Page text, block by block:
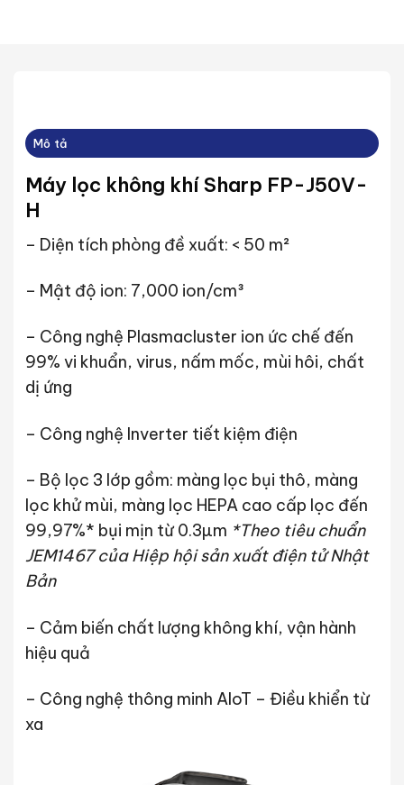
Mô tả
Máy lọc không khí Sharp FP-J50V-
H
– Diện tích phòng đề xuất: < 50 m²
– Mật độ ion: 7,000 ion/cm³
– Công nghệ Plasmacluster ion ức chế đến
99% vi khuẩn, virus, nấm mốc, mùi hôi, chất
dị ứng
– Công nghệ Inverter tiết kiệm điện
– Bộ lọc 3 lớp gồm: màng lọc bụi thô, màng
lọc khử mùi, màng lọc HEPA cao cấp lọc đến
99,97%* bụi mịn từ 0.3µm *Theo tiêu chuẩn
JEM1467 của Hiệp hội sản xuất điện tử Nhật
Bản
– Cảm biến chất lượng không khí, vận hành
hiệu quả
– Công nghệ thông minh AIoT – Điều khiển từ
xa